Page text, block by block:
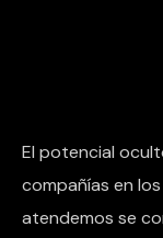
El potencial
compañías en
atendemos se